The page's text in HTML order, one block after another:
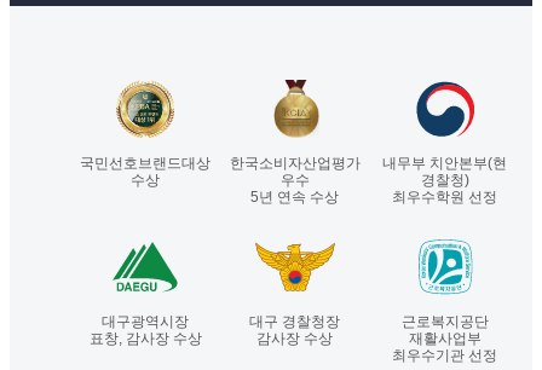
국민선호브랜드대상
수상
한국소비자산업평가
우수
5년 연속 수상
내무부 치안본부(현
경찰청)
최우수학원 선정
대구광역시장
표창, 감사장 수상
대구 경찰청장
감사장 수상
근로복지공단
재활사업부
최우수기관 선정